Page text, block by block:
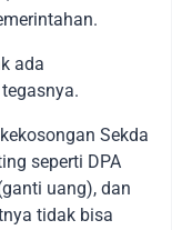
ada
Sekda
seperti DPA
uang), dan
tidak bisa